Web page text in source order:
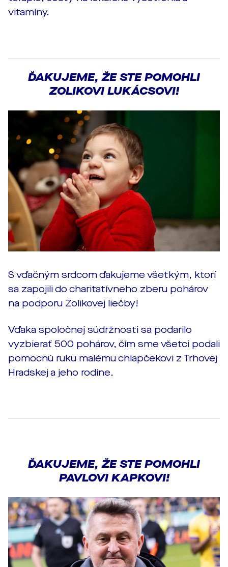
vitamíny.
ĎAKUJEME, ŽE STE POMOHLI
ZOLIKOVI LUKÁCSOVI!
S vďačným srdcom ďakujeme všetkým, ktorí
sa zapojili do charitatívneho zberu pohárov
na podporu Zolikovej liečby!
Vďaka spoločnej súdržnosti sa podarilo
vyzbierať 500 pohárov, čím sme všetci podali
pomocnú ruku malému chlapčekovi z Trhovej
Hradskej a jeho rodine.
ĎAKUJEME, ŽE STE POMOHLI
PAVLOVI KAPKOVI!